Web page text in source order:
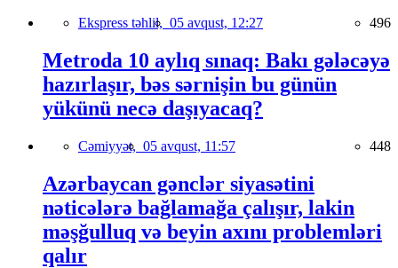
Ekspress təhlil, 05 avqust, 12:27 496
Metroda 10 aylıq sınaq: Bakı gələcəyə
hazırlaşır, bəs sərnişin bu günün
yükünü necə daşıyacaq?
Cəmiyyət, 05 avqust, 11:57 448
Azərbaycan gənclər siyasətini
nəticələrə bağlamağa çalışır, lakin
məşğulluq və beyin axını problemləri
qalır